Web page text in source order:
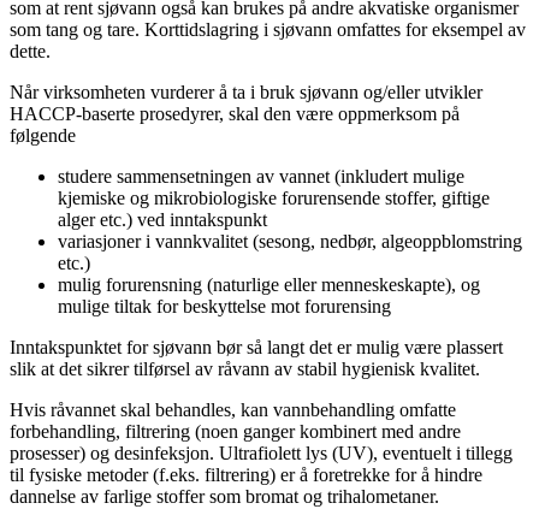
som at rent sjøvann også kan brukes på andre akvatiske organismer
som tang og tare. Korttidslagring i sjøvann omfattes for eksempel av
dette.
Når virksomheten vurderer å ta i bruk sjøvann og/eller utvikler
HACCP-baserte prosedyrer, skal den være oppmerksom på
følgende
studere sammensetningen av vannet (inkludert mulige
kjemiske og mikrobiologiske forurensende stoffer, giftige
alger etc.) ved inntakspunkt
variasjoner i vannkvalitet (sesong, nedbør, algeoppblomstring
etc.)
mulig forurensning (naturlige eller menneskeskapte), og
mulige tiltak for beskyttelse mot forurensing
Inntakspunktet for sjøvann bør så langt det er mulig være plassert
slik at det sikrer tilførsel av råvann av stabil hygienisk kvalitet.
Hvis råvannet skal behandles, kan vannbehandling omfatte
forbehandling, filtrering (noen ganger kombinert med andre
prosesser) og desinfeksjon. Ultrafiolett lys (UV), eventuelt i tillegg
til fysiske metoder (f.eks. filtrering) er å foretrekke for å hindre
dannelse av farlige stoffer som bromat og trihalometaner.